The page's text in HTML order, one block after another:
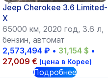
Jeep Cherokee 3.6 Limited-
X
65000 км, 2020 год, 3.6 л,
бензин, автомат
2,573,494 ₽ • 31,154 $ •
27,009 € (цена в Корее)
Подробнее